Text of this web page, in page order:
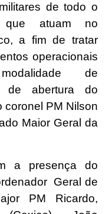
de todo o
que atuam no
a fim de tratar
operacionais
de
de abertura do
coronel PM Nilson
Maior Geral da
a presença do
Geral de
PM Ricardo,